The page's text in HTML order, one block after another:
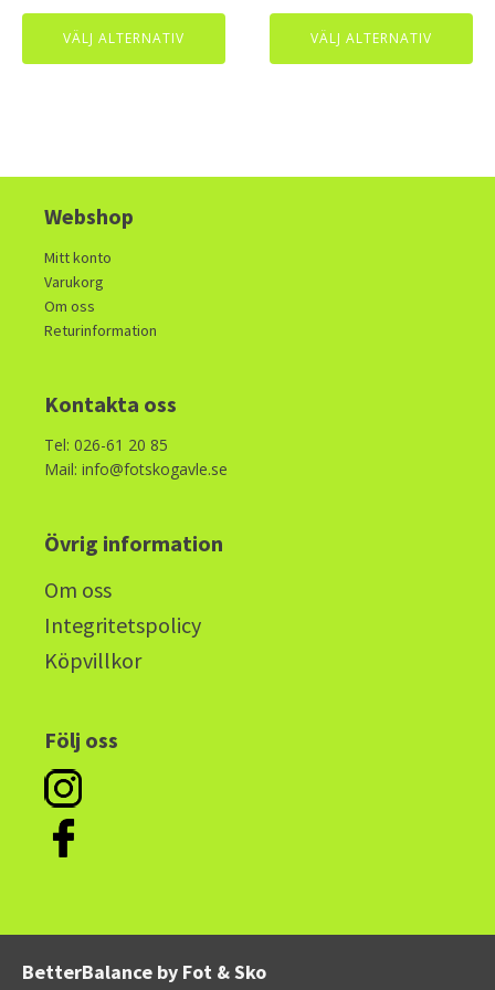
was:
2200kr.
is:
1100kr.
VÄLJ ALTERNATIV
page
VÄLJ ALTERNATIV
page
Webshop
Mitt konto
Varukorg
Om oss
Returinformation
Kontakta oss
Tel: 026-61 20 85
Mail: info@fotskogavle.se
Övrig information
Om oss
Integritetspolicy
Köpvillkor
Följ oss
BetterBalance by Fot & Sko